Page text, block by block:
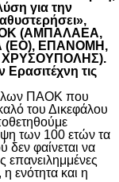
για την
(ΑΜΠΑΛΑΕΑ,
(ΕΟ), ΕΠΑΝΟΜΗ,
ΧΡΥΣΟΥΠΟΛΗΣ).
Ερασιτέχνη τις
ΠΑΟΚ που
του Δικεφάλου
των 100 ετών τα
δεν φαίνεται να
επανειλημμένες
ενότητα και η